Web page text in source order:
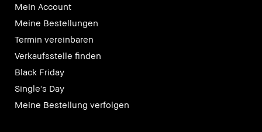
Mein Account
Meine Bestellungen
Termin vereinbaren
Verkaufsstelle finden
Black Friday
Single's Day
Meine Bestellung verfolgen